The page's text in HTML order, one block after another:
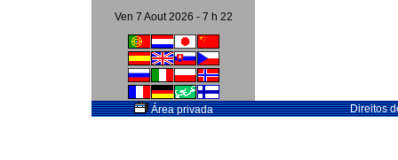
Ven 7 Aout 2026 - 7 h 22
Área privada Direitos